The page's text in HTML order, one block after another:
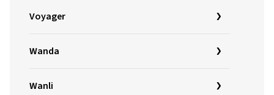
Voyager
Wanda
Wanli